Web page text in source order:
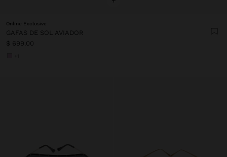
Online Exclusive
GAFAS DE SOL AVIADOR
$ 699.00